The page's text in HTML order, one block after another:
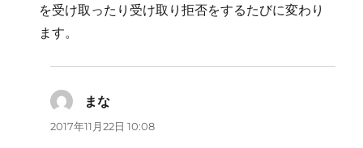
を受け取ったり受け取り拒否をするたびに変わり
ます。
まな
り:
2017年11月22日 10:08